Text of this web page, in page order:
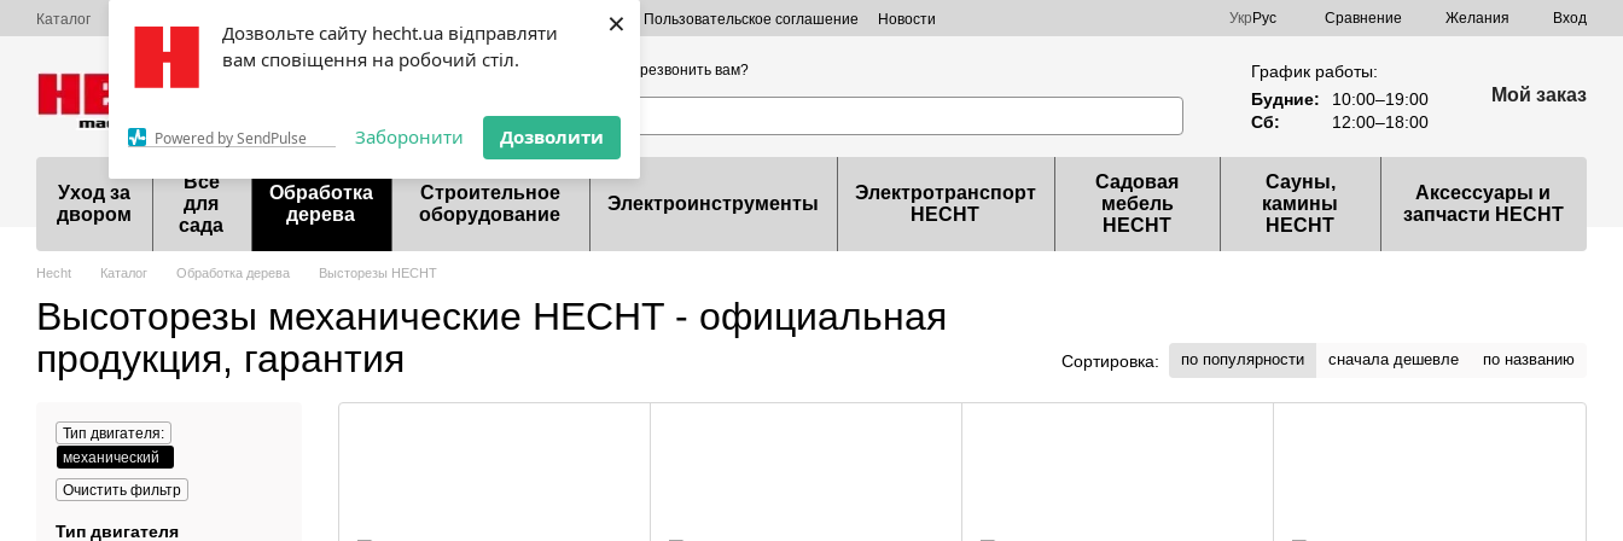
Дозвольте сайту hecht.ua відправляти
вам сповіщення на робочий стіл.
Powered by SendPulse Заборонити Дозволити
×
Перейти к основному контенту
Каталог Контактная информация Пользовательское соглашение
Новости
Акции Шоурум Договор публичной оферты
Укр Рус Сравнение Желания Вход
099 700-55-81 098 932-99-46 Перезвонить вам?
График работы:
Будние:
10:00–19:00
Сб:
12:00–18:00
Мой заказ
Уход за
двором
Все
для
сада
Обработка
дерева
Строительное
оборудование
Электроинструменты
Электротранспорт
HECHT
Садовая
мебель
HECHT
Сауны,
камины
HECHT
Аксессуары и
запчасти HECHT
Hecht Каталог Обработка дерева Высторезы HECHT
Высоторезы механические HECHT - официальная
продукция, гарантия
Сортировка: по популярности сначала дешевле по названию
Тип двигателя:
механический
Очистить фильтр
Тип двигателя